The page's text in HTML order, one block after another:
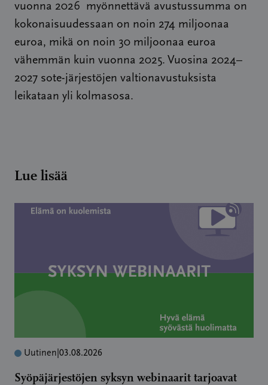
vuonna 2026 myönnettävä avustussumma on
kokonaisuudessaan on noin 274 miljoonaa
euroa, mikä on noin 30 miljoonaa euroa
vähemmän kuin vuonna 2025. Vuosina 2024–
2027 sote-järjestöjen valtionavustuksista
leikataan yli kolmasosa.
Lue lisää
Uutinen 03.08.2026
Syöpäjärjestöjen syksyn webinaarit tarjoavat